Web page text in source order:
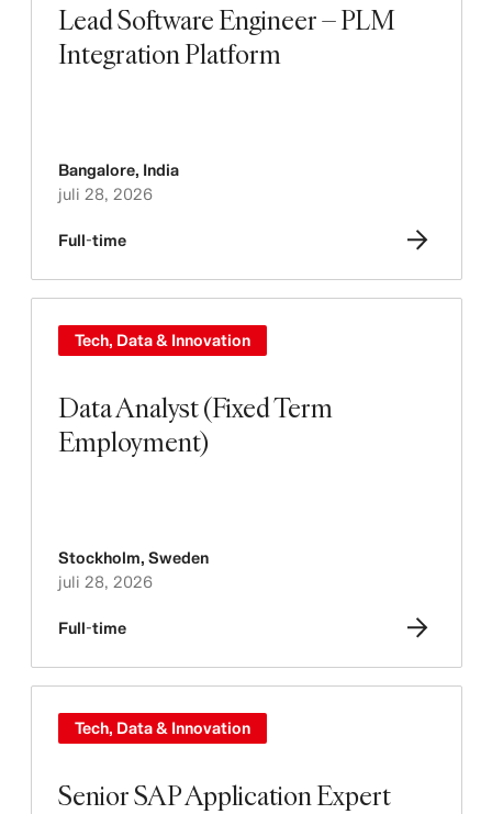
Lead Software Engineer – PLM
Integration Platform
Bangalore, India
juli 28, 2026
Full-time
Data Analyst (Fixed Term
Employment)
Tech, Data & Innovation
Stockholm, Sweden
juli 28, 2026
Full-time
Senior SAP Application Expert
Tech, Data & Innovation